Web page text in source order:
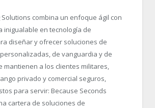
Solutions combina un enfoque ágil con
inigualable en tecnología de
diseñar y ofrecer soluciones de
de vanguardia y de
mantienen a los clientes militares,
privado y comercial seguros,
para servir: Because Seconds
cartera de soluciones de